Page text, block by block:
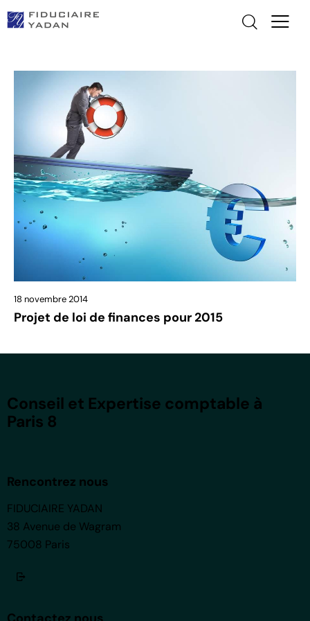
18 novembre 2014
Projet de loi de finances pour 2015
Conseil et Expertise comptable à
Paris 8
Rencontrez nous
FIDUCIAIRE YADAN
38 Avenue de Wagram
75008 Paris